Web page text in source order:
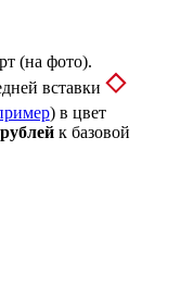
(на фото).
вставки
) в цвет
к базовой